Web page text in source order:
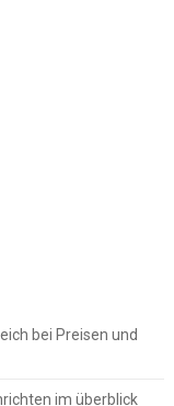
bei Preisen und
im überblick